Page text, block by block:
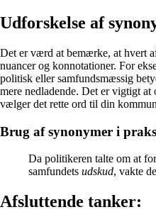
Udforskelse af
Det er værd at bemærke, at hvert
nuancer og konnotationer. For
politisk eller samfundsmæssig
mere nedladende. Det er vigtigt
vælger det rette ord til din
Brug af synonymer i
Da politikeren talte om at
samfundets udskud, vakte
Afsluttende tanker: